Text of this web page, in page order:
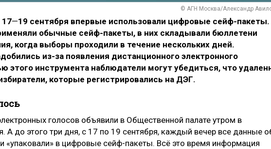
© АГН Москва/Александр
17—19 сентября впервые использовали цифровые сейф-пакеты.
обычные сейф-пакеты, в них складывали бюллетени
когда выборы проходили в течение нескольких дней.
из-за появления дистанционного электронного
этого инструмента наблюдатели могут убедиться, что
которые регистрировались на ДЭГ.
голосов объявили в Общественной палате утром в
А до этого три дня, с 17 по 19 сентября, каждый вечер все данные
«упаковали» в цифровые сейф-пакеты. Всё это время информация